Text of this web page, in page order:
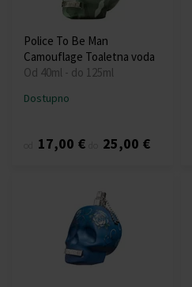
Police To Be Man
Camouflage Toaletna voda
Od 40ml - do 125ml
Dostupno
17,00 € 25,00 €